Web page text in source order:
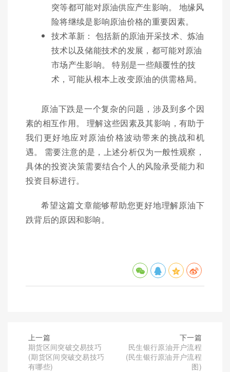
突等都可能对原油供应产生影响。 地缘风
险将继续是影响原油价格的重要因素。
技术革新： 包括新的原油开采技术、炼油
技术以及储能技术的发展，都可能对原油
市场产生影响。 特别是一些颠覆性的技
术，可能从根本上改变原油的供需格局。
原油下跌是一个复杂的问题，涉及到多个因
素的相互作用。 理解这些因素及其影响，有助于
我们更好地应对原油价格波动带来的挑战和机
遇。 需要注意的是，上述分析仅为一般性观察，
具体的投资决策需要结合个人的风险承受能力和
投资目标进行。
希望这篇文章能够帮助您更好地理解原油下
跌背后的原因和影响。
上一篇
期货区间突破交易技巧
(期货区间突破交易技巧
有哪些)
下一篇
民生银行原油开户流程
(民生银行原油开户流程
图)